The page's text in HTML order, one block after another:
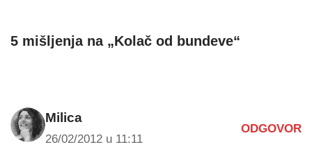
5 mišljenja na „Kolač od bundeve“
Milica
26/02/2012 u 11:11
ODGOVOR